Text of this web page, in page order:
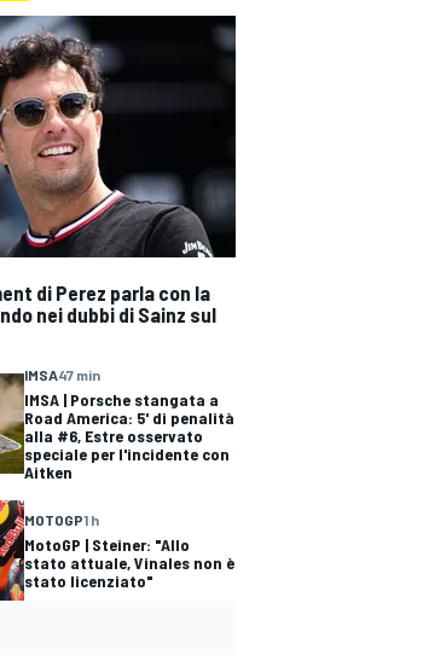
di Perez parla con la
nei dubbi di Sainz sul
IMSA47 min
IMSA | Porsche stangata a
Road America: 5' di penalità
alla #6, Estre osservato
speciale per l'incidente con
Aitken
MOTOGP1 h
MotoGP | Steiner: "Allo
stato attuale, Vinales non è
stato licenziato"